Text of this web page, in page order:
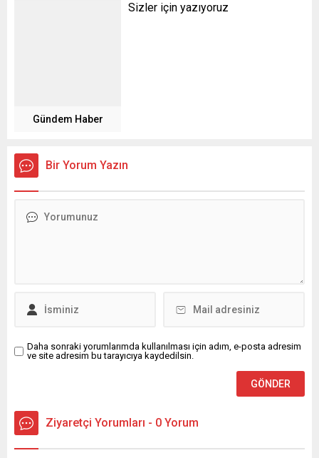
Gündem Haber
Sizler için yazıyoruz
Bir Yorum Yazın
Daha sonraki yorumlarımda kullanılması için adım, e-posta adresim
ve site adresim bu tarayıcıya kaydedilsin.
Ziyaretçi Yorumları - 0 Yorum